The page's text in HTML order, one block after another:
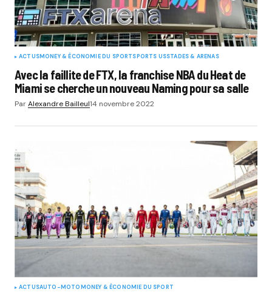
ACTUSMONEY & ÉCONOMIE DU SPORTSPORTS USSTADES & ARENAS
Avec la faillite de FTX, la franchise NBA du Heat de
Miami se cherche un nouveau Naming pour sa salle
ParAlexandre Bailleul14 novembre 2022
ACTUSAUTO-MOTOMONEY & ÉCONOMIE DU SPORT